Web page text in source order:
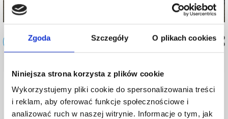
Zgoda Szczegóły O plikach cookies
Niniejsza strona korzysta z plików cookie
Wykorzystujemy pliki cookie do spersonalizowania treści
i reklam, aby oferować funkcje społecznościowe i
analizować ruch w naszej witrynie. Informacje o tym, jak
Q praktycznie – pierwsze testy
Sprzęt
Jak okiełznać układ TM1637
Artykuły